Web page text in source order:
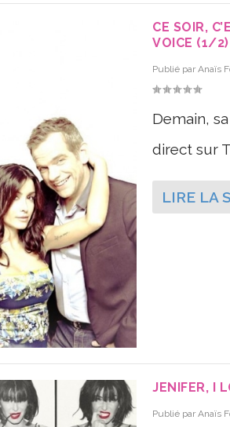
CE SOIR,
VOICE (1/2)
Publié parAnaïs
Demain,
direct sur
LIRE LA
JENIFER, I
Publié parAnaïs